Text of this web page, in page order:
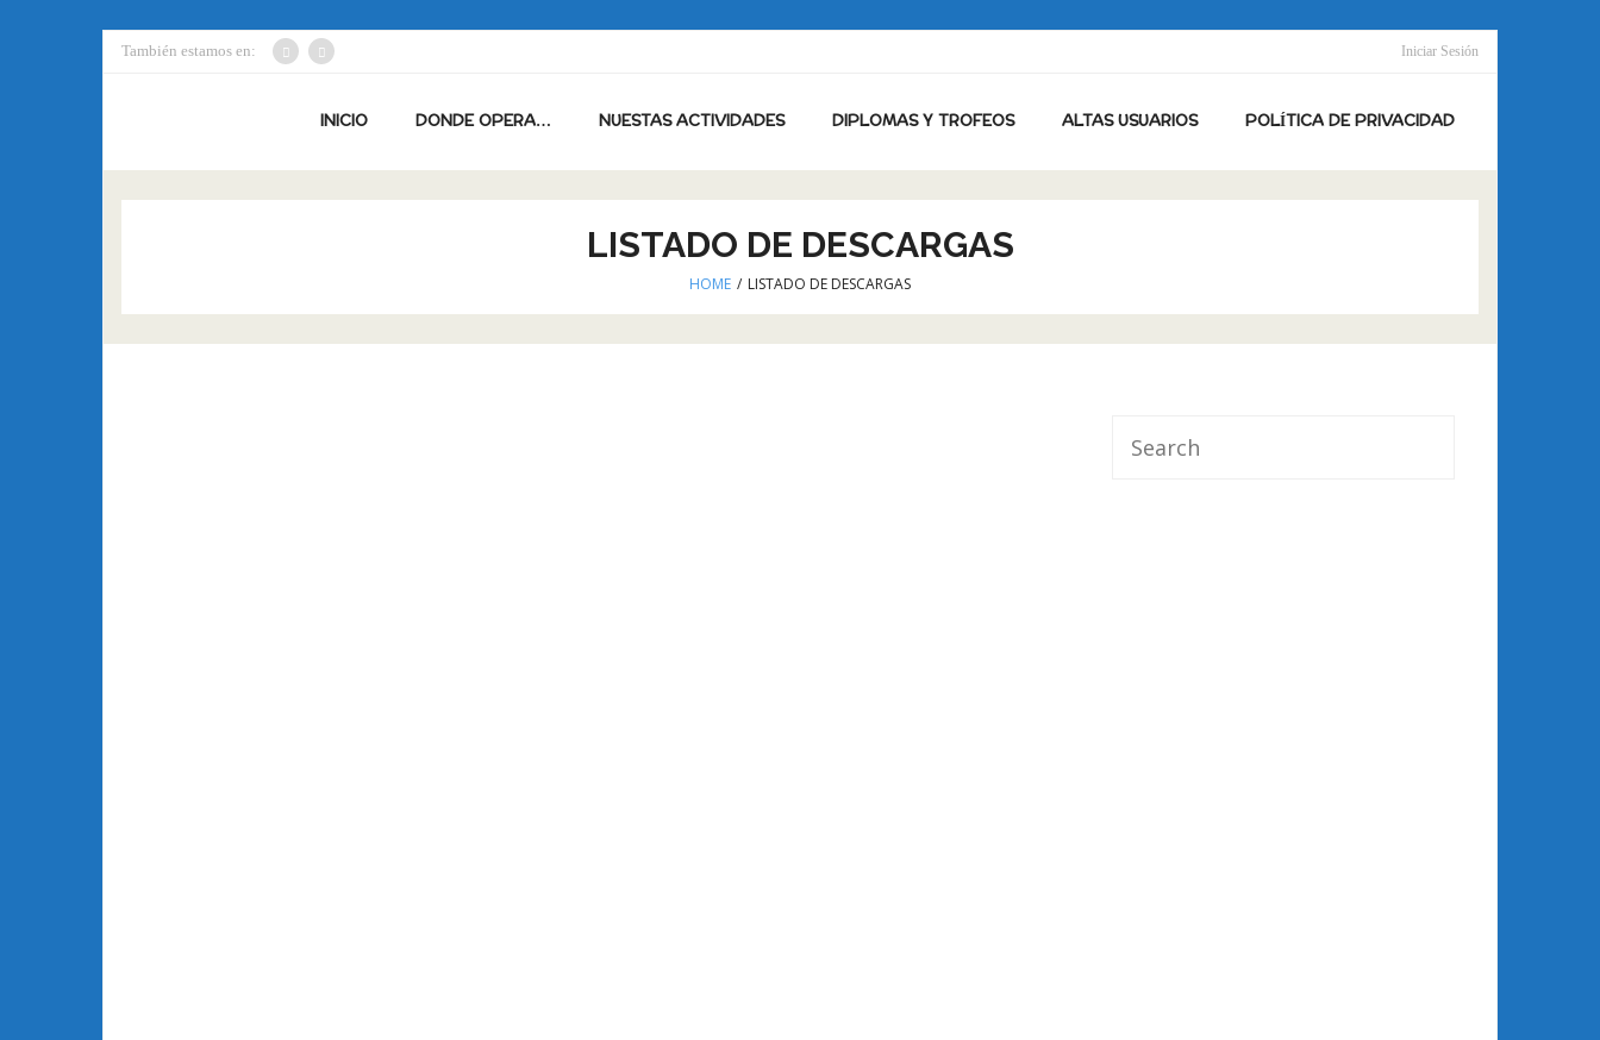
También estamos en: Iniciar Sesión
INICIO DONDE OPERA… NUESTAS ACTIVIDADES DIPLOMAS Y TROFEOS ALTAS USUARIOS POLÍTICA DE PRIVACIDAD
LISTADO DE DESCARGAS
HOME / LISTADO DE DESCARGAS